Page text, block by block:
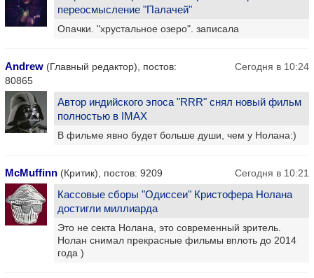
переосмысление "Палачей"
Опачки. "хрустальное озеро". записала
Andrew (Главный редактор), постов:
80865
Сегодня в 10:24
Автор индийского эпоса "RRR" снял новый фильм
полностью в IMAX
В фильме явно будет больше души, чем у Нолана:)
McMuffinn (Критик), постов: 9209 Сегодня в 10:21
Кассовые сборы "Одиссеи" Кристофера Нолана
достигли миллиарда
Это не секта Нолана, это современный зритель.
Нолан снимал прекрасные фильмы вплоть до 2014
года )